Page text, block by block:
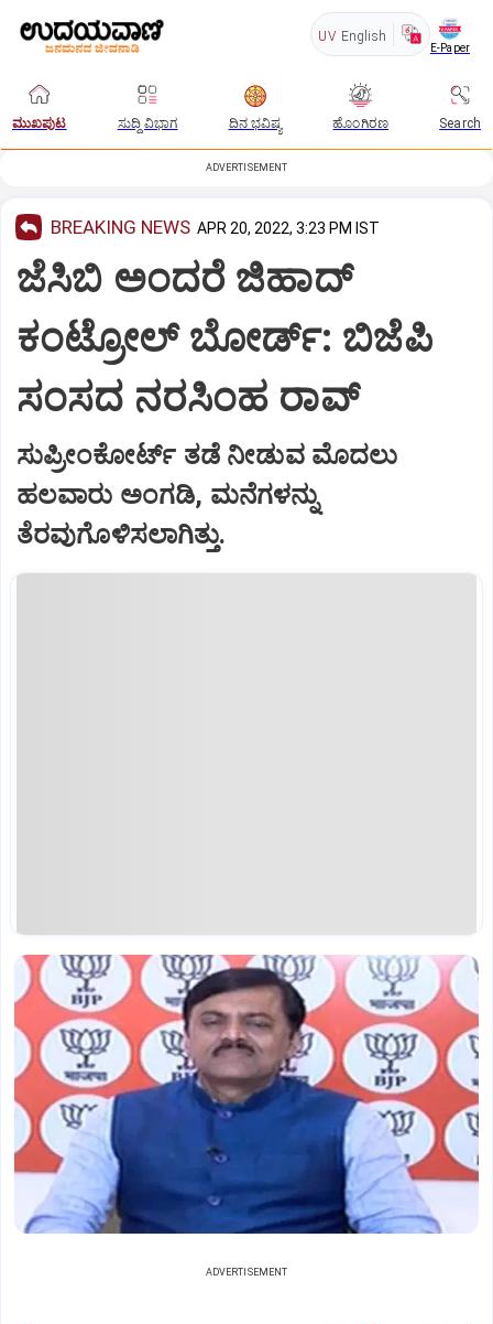
UV English
E-Paper
ಮುಖಪುಟ ಸುದ್ದಿ ವಿಭಾಗ ದಿನ ಭವಿಷ್ಯ ಹೊಂಗಿರಣ Search
ADVERTISEMENT
BREAKING NEWS APR 20, 2022, 3:23 PM IST
ಜೆಸಿಬಿ ಅಂದರೆ ಜಿಹಾದ್
ಕಂಟ್ರೋಲ್ ಬೋರ್ಡ್: ಬಿಜೆಪಿ
ಸಂಸದ ನರಸಿಂಹ ರಾವ್
ಸುಪ್ರೀಂಕೋರ್ಟ್ ತಡೆ ನೀಡುವ ಮೊದಲು
ಹಲವಾರು ಅಂಗಡಿ, ಮನೆಗಳನ್ನು
ತೆರವುಗೊಳಿಸಲಾಗಿತ್ತು.
ADVERTISEMENT